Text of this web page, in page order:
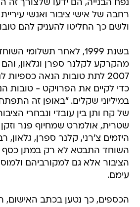
נפח הבנייה, הם ידעו שלצורך זה
רחבה של אישי ציבור ואנשי
ולשם כך החליטו להעניק להם
בשנת 1999, לאחר תשלומי
מהקרקע לקלנר ספרן וגלאון,
2007 לתת טובות הנאה כספיות
כדי לקיים את הפרויקט - טובות
במיליוני שקלים. "באופן זה
של קח ותן בין עובדי ונבחרי
שטרית, אולמרט שמחיוף פנר
היזמים צ'רני, קלנר ספרן, גלאון,
השוחד התבטא לא רק במתן כסף
הציבור אלא גם למקורביהם
עימם.
הכספים, כך נטען בכתב האישום,